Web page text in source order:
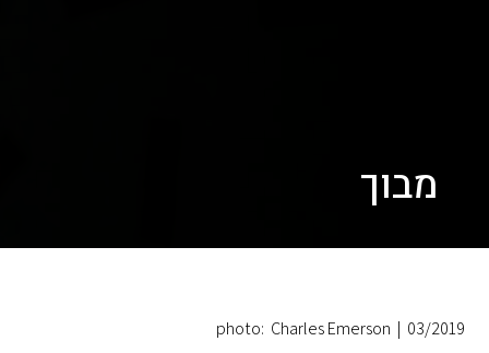
מבוך
03/2019
|
photo: Charles Emerson